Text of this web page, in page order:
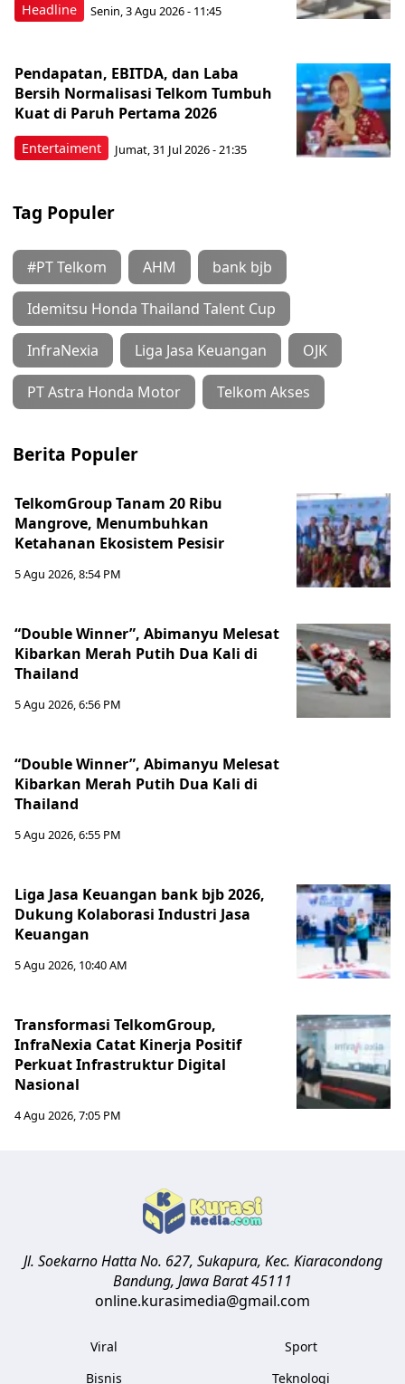
Headline Senin, 3 Agu 2026 - 11:45
Entertaiment
Pendapatan, EBITDA, dan Laba
Bersih Normalisasi Telkom Tumbuh
Kuat di Paruh Pertama 2026
Jumat, 31 Jul 2026 - 21:35
Tag Populer
#PT Telkom AHM bank bjb
Idemitsu Honda Thailand Talent Cup
InfraNexia Liga Jasa Keuangan OJK
PT Astra Honda Motor Telkom Akses
Berita Populer
TelkomGroup Tanam 20 Ribu
Mangrove, Menumbuhkan
Ketahanan Ekosistem Pesisir
5 Agu 2026, 8:54 PM
“Double Winner”, Abimanyu Melesat
Kibarkan Merah Putih Dua Kali di
Thailand
5 Agu 2026, 6:56 PM
“Double Winner”, Abimanyu Melesat
Kibarkan Merah Putih Dua Kali di
Thailand
5 Agu 2026, 6:55 PM
Liga Jasa Keuangan bank bjb 2026,
Dukung Kolaborasi Industri Jasa
Keuangan
5 Agu 2026, 10:40 AM
Transformasi TelkomGroup,
InfraNexia Catat Kinerja Positif
Perkuat Infrastruktur Digital
Nasional
4 Agu 2026, 7:05 PM
Jl. Soekarno Hatta No. 627, Sukapura, Kec. Kiaracondong
Bandung, Jawa Barat45111
online.kurasimedia@gmail.com
Viral
Bisnis
Sport
Teknologi